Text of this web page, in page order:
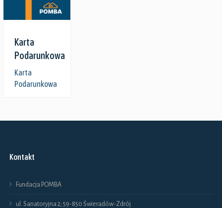
Karta
Podarunkowa
Karta
Podarunkowa
Kontakt
Fundacja POMBA
ul. Sanatoryjna 2; 59-850 Świeradów-Zdrój